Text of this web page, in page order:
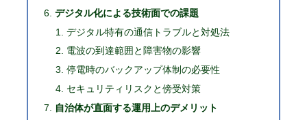
デジタル化による技術面での課題
デジタル特有の通信トラブルと対処法
電波の到達範囲と障害物の影響
停電時のバックアップ体制の必要性
セキュリティリスクと傍受対策
自治体が直面する運用上のデメリット